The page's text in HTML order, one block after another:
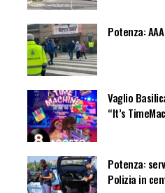
Potenza:
Vaglio
“It’s
Potenza:
Polizia in